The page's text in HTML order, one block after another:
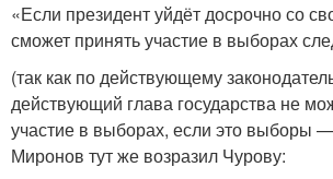
«Если президент уйдёт досрочно со
сможет принять участие в выборах
(так как по действующему
действующий глава государства не
участие в выборах, если это выборы
Миронов тут же возразил Чурову: